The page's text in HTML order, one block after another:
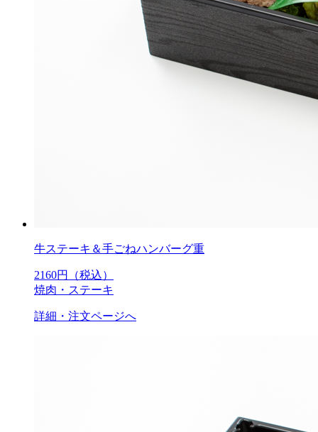
牛ステーキ＆手ごねハンバーグ重
2160円（税込）
焼肉・ステーキ
詳細・注文ページへ